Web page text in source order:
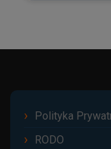
Polityka
RODO